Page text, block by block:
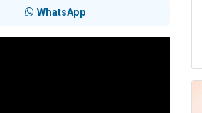
WhatsApp